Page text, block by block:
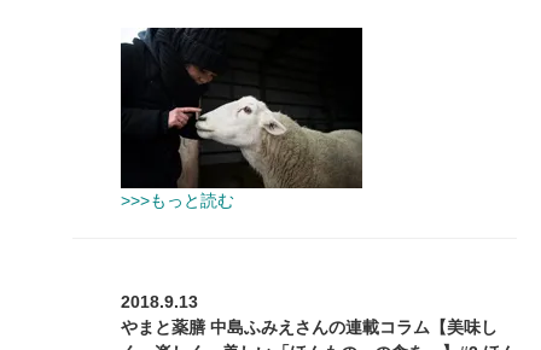
>>>もっと読む
2018.9.13
やまと薬膳 中島ふみえさんの連載コラム【美味し